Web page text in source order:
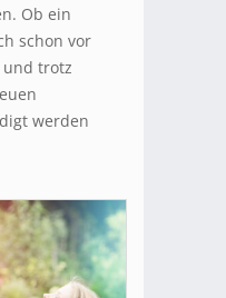
Ob ein
schon vor
trotz
werden